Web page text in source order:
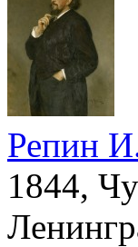
Репин
1844,